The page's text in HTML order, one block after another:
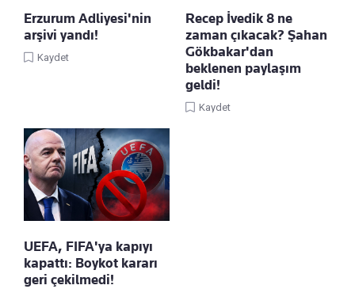
Erzurum Adliyesi'nin
arşivi yandı!
Kaydet
Recep İvedik 8 ne
zaman çıkacak? Şahan
Gökbakar'dan
beklenen paylaşım
geldi!
Kaydet
UEFA, FIFA'ya kapıyı
kapattı: Boykot kararı
geri çekilmedi!